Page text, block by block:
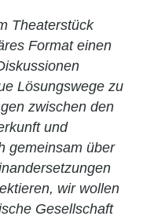
Theaterstück
Format einen
Lösungswege zu
zwischen den
und
gemeinsam über
wir wollen
Gesellschaft